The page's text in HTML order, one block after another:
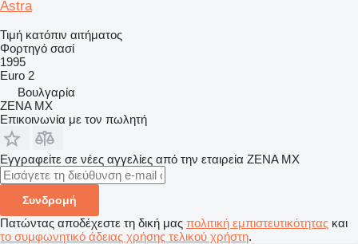
Astra
Τιμή κατόπιν αιτήματος
Φορτηγό σασί
1995
Euro 2
Βουλγαρία
ZENA MX
Επικοινωνία με τον πωλητή
Εγγραφείτε σε νέες αγγελίες από την εταιρεία ZENA MX
Συνδρομή
Πατώντας αποδέχεστε τη δική μας πολιτική εμπιστευτικότητας και
το συμφωνητικό άδειας χρήσης τελικού χρήστη.